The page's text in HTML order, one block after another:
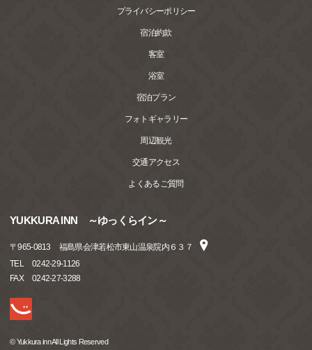
プライバシーポリシー
宿泊約款
客室
浴室
宿泊プラン
フォトギャラリー
周辺観光
交通アクセス
よくあるご質問
YUKKURA INN ～ゆっくらイン～
〒965-0813
福島県会津若松市東山温泉院内６３７
TEL
0242-29-1126
FAX
0242-27-3288
© Yukkura inn All Lights Reserved